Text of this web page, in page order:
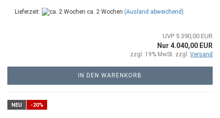
Lieferzeit: ca. 2 Wochen (Ausland abweichend)
UVP 5.390,00 EUR
Nur 4.040,00 EUR
zzgl. 19% MwSt. zzgl. Versand
IN DEN WARENKORB
NEU -20%